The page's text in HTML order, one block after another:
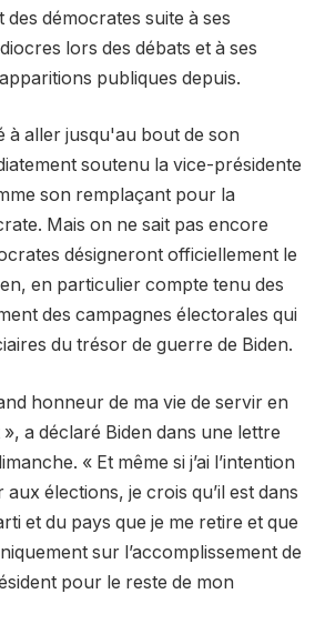
démocrates suite à ses
lors des débats et à ses
publiques depuis.
à aller jusqu'au bout de son
soutenu la vice-présidente
son remplaçant pour la
Mais on ne sait pas encore
désigneront officiellement le
en particulier compte tenu des
des campagnes électorales qui
du trésor de guerre de Biden.
honneur de ma vie de servir en
a déclaré Biden dans une lettre
« Et même si j’ai l’intention
élections, je crois qu’il est dans
et du pays que je me retire et que
sur l’accomplissement de
pour le reste de mon